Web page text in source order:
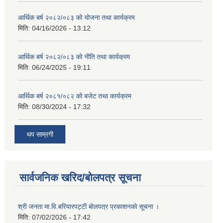
आर्थिक बर्ष २०८२/०८३ काे याेजना तथा कार्यक्रम
मिति: 04/16/2026 - 13:12
आर्थिक बर्ष २०८२/०८३ काे नीति तथा कार्यक्रम
मिति: 06/24/2025 - 19:11
आर्थिक बर्ष २०८१/०८२ को बजेट तथा कार्यक्रम
मिति: 08/30/2024 - 17:32
थप साम्रगी
सार्वजनिक खरिद/बोलपत्र सूचना
श्री जनता मा.वि.बरियारपट्टी बाेलपत्र प्रकाशनकाे सूचना ।
मिति: 07/02/2026 - 17:42